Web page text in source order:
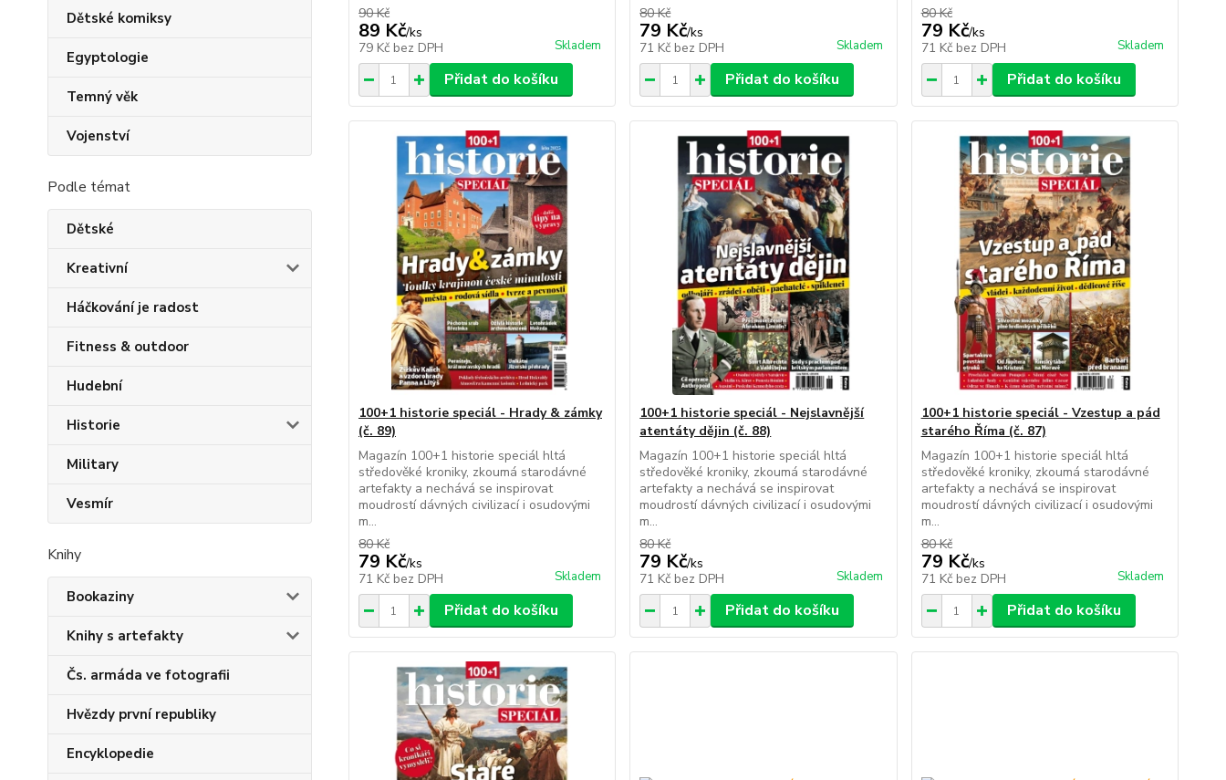
Dětské komiksy
Egyptologie
Temný věk
Vojenství
Podle témat
Dětské
Kreativní
Háčkování je radost
Fitness & outdoor
Hudební
Historie
Military
Vesmír
Knihy
Bookaziny
Knihy s artefakty
Čs. armáda ve fotografii
Hvězdy první republiky
Encyklopedie
90 Kč
89 Kč/ks
79 Kč bez DPH Skladem
Přidat do košíku
80 Kč
79 Kč/ks
71 Kč bez DPH Skladem
Přidat do košíku
80 Kč
79 Kč/ks
71 Kč bez DPH Skladem
Přidat do košíku
100+1 historie speciál - Hrady & zámky
(č. 89)
Magazín 100+1 historie speciál hltá
středověké kroniky, zkoumá starodávné
artefakty a nechává se inspirovat
moudrostí dávných civilizací i osudovými
m...
80 Kč
79 Kč/ks
71 Kč bez DPH Skladem
Přidat do košíku
100+1 historie speciál - Nejslavnější
atentáty dějin (č. 88)
Magazín 100+1 historie speciál hltá
středověké kroniky, zkoumá starodávné
artefakty a nechává se inspirovat
moudrostí dávných civilizací i osudovými
m...
80 Kč
79 Kč/ks
71 Kč bez DPH Skladem
Přidat do košíku
100+1 historie speciál - Vzestup a pád
starého Říma (č. 87)
Magazín 100+1 historie speciál hltá
středověké kroniky, zkoumá starodávné
artefakty a nechává se inspirovat
moudrostí dávných civilizací i osudovými
m...
80 Kč
79 Kč/ks
71 Kč bez DPH Skladem
Přidat do košíku